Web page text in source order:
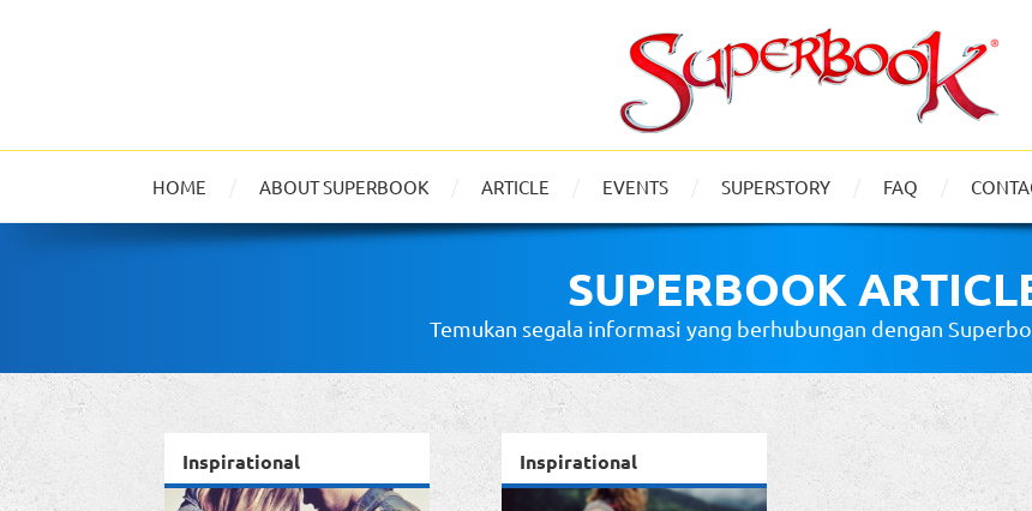
HOME ABOUT SUPERBOOK ARTICLE EVENTS SUPERSTORY FAQ
SUPERBOOK
Temukan segala informasi yang berhubungan dengan
Inspirational Inspirational